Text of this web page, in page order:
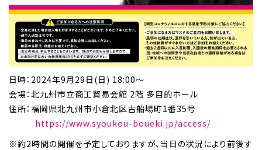
日時：2024年9月29日(日) 18:00～
会場：北九州市立商工貿易会館 2階 多目的ホール
住所：福岡県北九州市小倉北区古船場町1番35号
https://www.syoukou-boueki.jp/access/
※約2時間の開催を予定しておりますが、当日の状況により前後す